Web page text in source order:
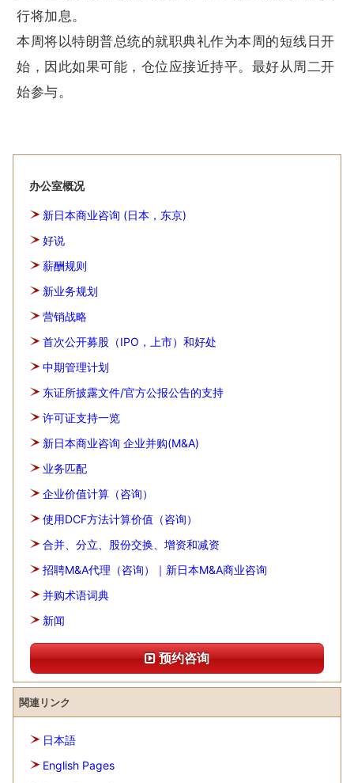
行将加息。
本周将以特朗普总统的就职典礼作为本周的短线日开
始，因此如果可能，仓位应接近持平。最好从周二开
始参与。
办公室概况
新日本商业咨询 (日本，东京)
好说
薪酬规则
新业务规划
营销战略
首次公开募股（IPO，上市）和好处
中期管理计划
东证所披露文件/官方公报公告的支持
许可证支持一览
新日本商业咨询 企业并购(M&A)
业务匹配
企业价值计算（咨询）
使用DCF方法计算价值（咨询）
合并、分立、股份交换、增资和减资
招聘M&A代理（咨询）｜新日本M&A商业咨询
并购术语词典
新闻
预约咨询
関連リンク
日本語
English Pages